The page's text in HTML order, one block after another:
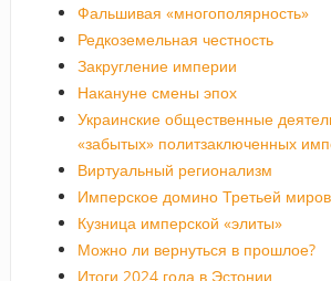
Фальшивая «многополярность»
Редкоземельная честность
Закругление империи
Накануне смены эпох
Украинские общественные
«забытых» политзаключенных
Виртуальный регионализм
Имперское домино Третьей
Кузница имперской «элиты»
Можно ли вернуться в прошлое?
Итоги 2024 года в Эстонии